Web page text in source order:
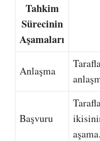
Tahkim
Sürecinin
Aşamaları
Anlaşma
Başvuru
aşama.